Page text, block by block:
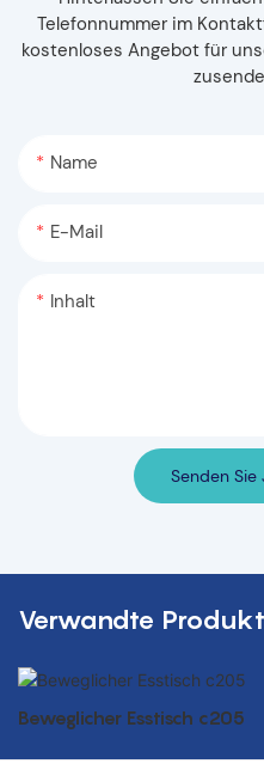
Telefonnummer im
kostenloses Angebot für
Name
E-Mail
Inhalt
Senden
Verwandte
Beweglicher Esstisch c205